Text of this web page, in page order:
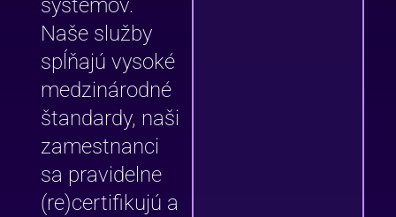
systémov.
Naše služby
spĺňajú vysoké
medzinárodné
štandardy, naši
zamestnanci
sa pravidelne
(re)certifikujú a